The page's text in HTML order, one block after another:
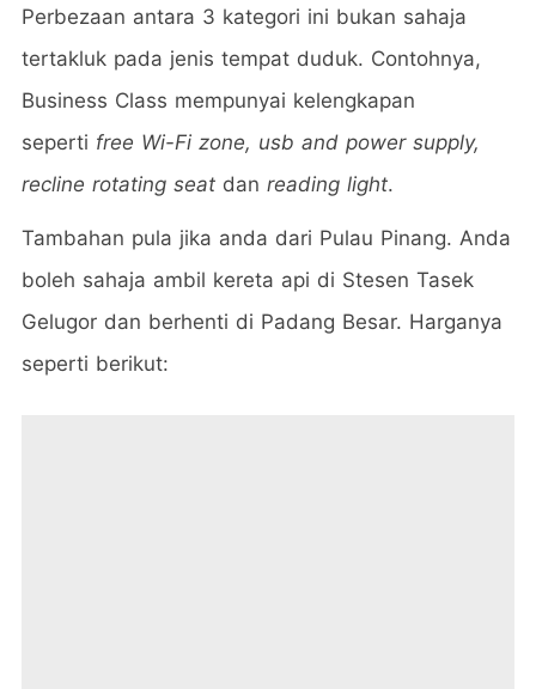
Perbezaan antara 3 kategori ini bukan sahaja
tertakluk pada jenis tempat duduk. Contohnya,
Business Class mempunyai kelengkapan
seperti free Wi-Fi zone, usb and power supply,
recline rotating seat dan reading light.
Tambahan pula jika anda dari Pulau Pinang. Anda
boleh sahaja ambil kereta api di Stesen Tasek
Gelugor dan berhenti di Padang Besar. Harganya
seperti berikut: